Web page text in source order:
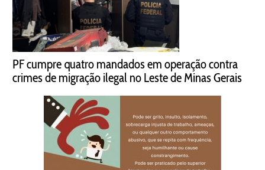
PF cumpre quatro mandados em operação contra
crimes de migração ilegal no Leste de Minas Gerais